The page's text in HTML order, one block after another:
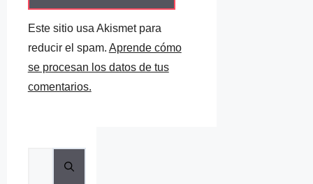
Este sitio usa Akismet para
reducir el spam. Aprende cómo
se procesan los datos de tus
comentarios.